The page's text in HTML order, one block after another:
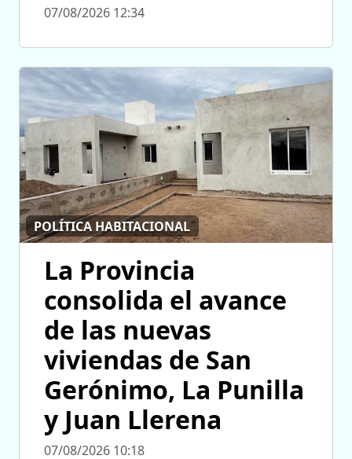
07/08/2026 12:34
POLÍTICA HABITACIONAL
La Provincia
consolida el avance
de las nuevas
viviendas de San
Gerónimo, La Punilla
y Juan Llerena
07/08/2026 10:18